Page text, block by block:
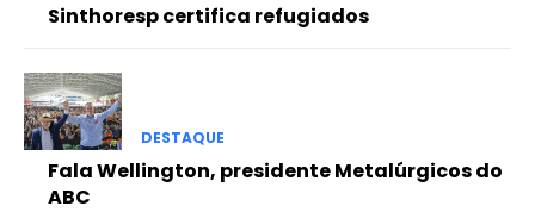
Sinthoresp certifica refugiados
DESTAQUE
Fala Wellington, presidente Metalúrgicos do
ABC